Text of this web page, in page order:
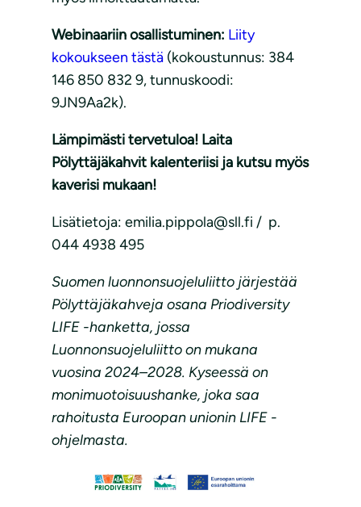
Webinaariin osallistuminen: Liity
kokoukseen tästä (kokoustunnus: 384
146 850 832 9, tunnuskoodi:
9JN9Aa2k).
Lämpimästi tervetuloa! Laita
Pölyttäjäkahvit kalenteriisi ja kutsu myös
kaverisi mukaan!
Lisätietoja: emilia.pippola@sll.fi / p.
044 4938 495
Suomen luonnonsuojeluliitto järjestää
Pölyttäjäkahveja osana Priodiversity
LIFE -hanketta, jossa
Luonnonsuojeluliitto on mukana
vuosina 2024–2028. Kyseessä on
monimuotoisuushanke, joka saa
rahoitusta Euroopan unionin LIFE -
ohjelmasta.